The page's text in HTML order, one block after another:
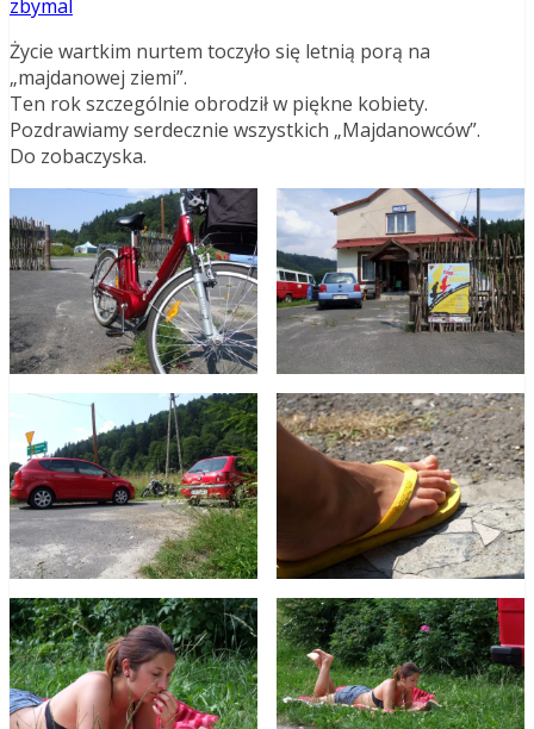
zbymal
Życie wartkim nurtem toczyło się letnią porą na
„majdanowej ziemi”.
Ten rok szczególnie obrodził w piękne kobiety.
Pozdrawiamy serdecznie wszystkich „Majdanowców”.
Do zobaczyska.